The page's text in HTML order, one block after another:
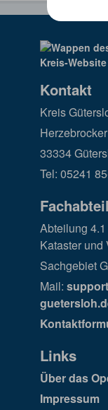
Kontakt
Kreis
33334
Tel: 05241
Abteilung
Kataster und
Sachgebiet
Mail:
Links
Über das
Impressum